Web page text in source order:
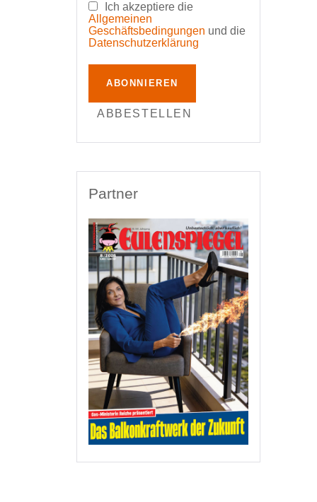
Ich akzeptiere die
Allgemeinen
Geschäftsbedingungen und die
Datenschutzerklärung
ABONNIEREN
ABBESTELLEN
Partner